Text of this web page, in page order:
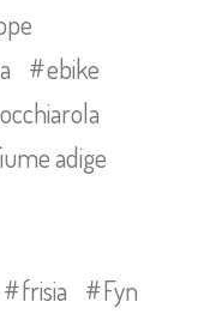
ebike
adige
frisia
Fyn